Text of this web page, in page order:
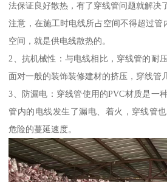
法保证良好散热，有了穿线管问题就解决
注意，在施工时电线所占空间不得超过管
空间，就是供电线散热的。
2、抗机械性：与电线相比，穿线管的耐
面对一般的装饰装修建材的挤压，穿线管
3、防漏电：穿线管使用的PVC材质是一
管内的电线发生了漏电、着火，穿线管
危险的蔓延速度。